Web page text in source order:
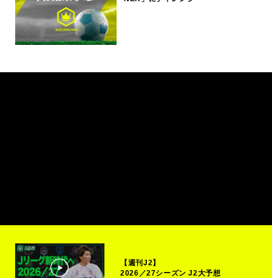
【週刊J2】
2026／27シーズン J2大予想